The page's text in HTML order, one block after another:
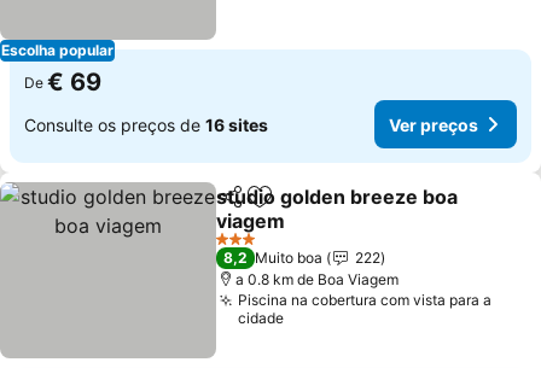
Escolha popular
De € 69
Consulte os preços de 16 sites Ver preços
PartilharAdicionar aos favoritos
studio golden breeze boa
viagem
Ver preços
3 Estrelas
8,2 Muito boa
222
a 0.8 km de Boa Viagem
Piscina na cobertura com vista para a
cidade